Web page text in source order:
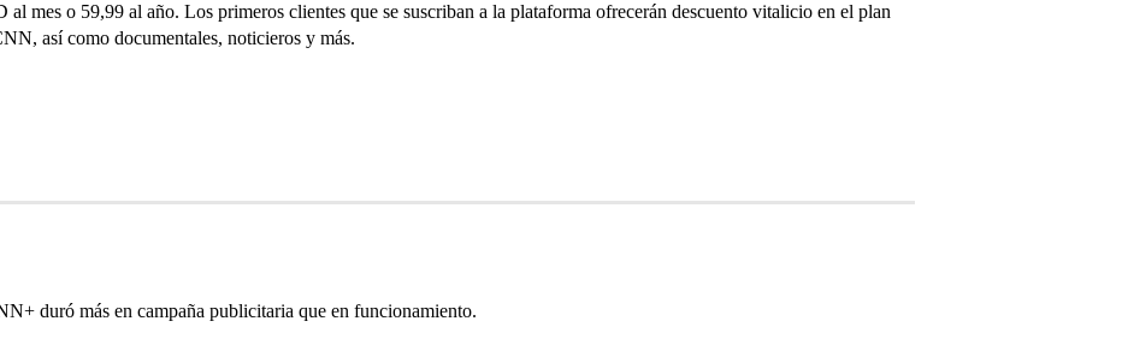
mes o 59,99 al año. Los primeros clientes que se suscriban a la plataforma ofrecerán descuento vitalicio en el plan
así como documentales, noticieros y más.
duró más en campaña publicitaria que en funcionamiento.